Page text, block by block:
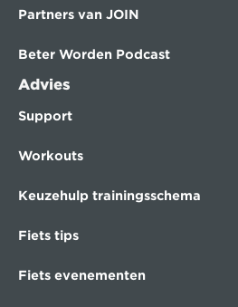
Partners van JOIN
Beter Worden Podcast
Advies
Support
Workouts
Keuzehulp trainingsschema
Fiets tips
Fiets evenementen